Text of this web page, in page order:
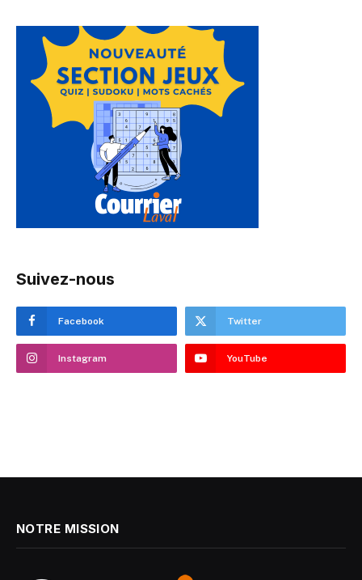
Suivez-nous
Facebook Twitter
Instagram YouTube
NOTRE MISSION